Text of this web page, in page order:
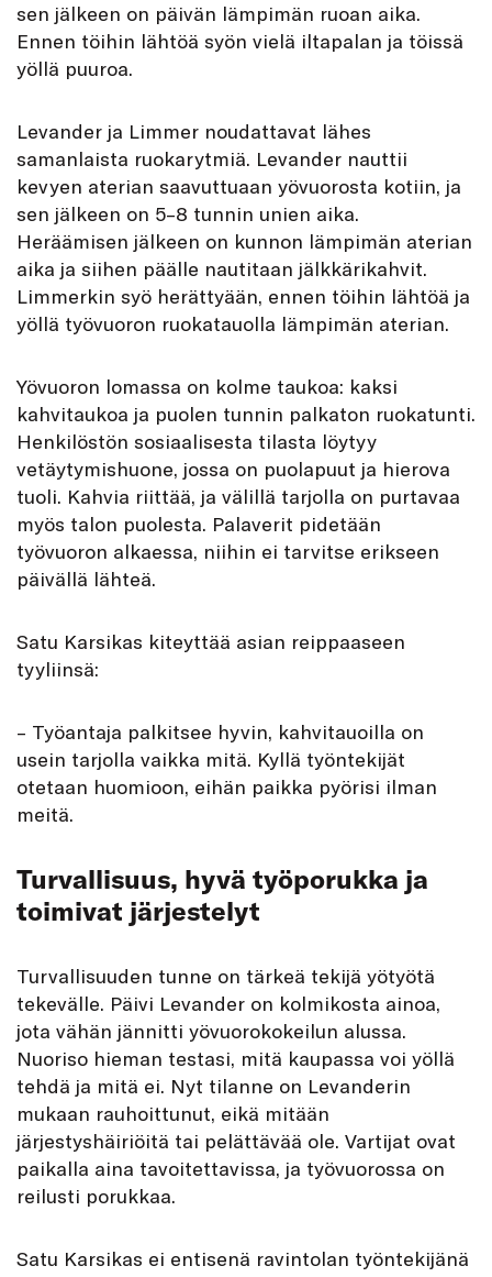
sen jälkeen on päivän lämpimän ruoan aika.
Ennen töihin lähtöä syön vielä iltapalan ja töissä
yöllä puuroa.
Levander ja Limmer noudattavat lähes
samanlaista ruokarytmiä. Levander nauttii
kevyen aterian saavuttuaan yövuorosta kotiin, ja
sen jälkeen on 5–8 tunnin unien aika.
Heräämisen jälkeen on kunnon lämpimän aterian
aika ja siihen päälle nautitaan jälkkärikahvit.
Limmerkin syö herättyään, ennen töihin lähtöä ja
yöllä työvuoron ruokatauolla lämpimän aterian.
Yövuoron lomassa on kolme taukoa: kaksi
kahvitaukoa ja puolen tunnin palkaton ruokatunti.
Henkilöstön sosiaalisesta tilasta löytyy
vetäytymishuone, jossa on puolapuut ja hierova
tuoli. Kahvia riittää, ja välillä tarjolla on purtavaa
myös talon puolesta. Palaverit pidetään
työvuoron alkaessa, niihin ei tarvitse erikseen
päivällä lähteä.
Satu Karsikas kiteyttää asian reippaaseen
tyyliinsä:
– Työantaja palkitsee hyvin, kahvitauoilla on
usein tarjolla vaikka mitä. Kyllä työntekijät
otetaan huomioon, eihän paikka pyörisi ilman
meitä.
Turvallisuus, hyvä työporukka ja
toimivat järjestelyt
Turvallisuuden tunne on tärkeä tekijä yötyötä
tekevälle. Päivi Levander on kolmikosta ainoa,
jota vähän jännitti yövuorokokeilun alussa.
Nuoriso hieman testasi, mitä kaupassa voi yöllä
tehdä ja mitä ei. Nyt tilanne on Levanderin
mukaan rauhoittunut, eikä mitään
järjestyshäiriöitä tai pelättävää ole. Vartijat ovat
paikalla aina tavoitettavissa, ja työvuorossa on
reilusti porukkaa.
Satu Karsikas ei entisenä ravintolan työntekijänä